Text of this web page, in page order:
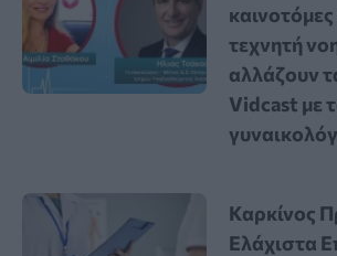
καινοτόμες
τεχνητή
αλλάζουν
Vidcast με
Καρκίνος
Ελάχιστα